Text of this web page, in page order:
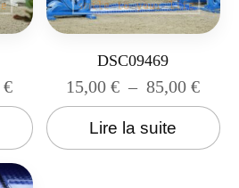
€
DSC09469
15,00€ – 85,00€
Lire la suite